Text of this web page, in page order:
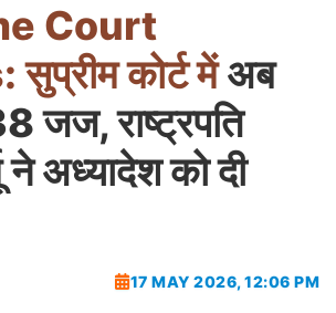
Court
सुप्रीमकोर्टमेंअब
जज, राष्ट्रपति
ने अध्यादेश को दी
17 MAY 2026, 12:06 PM